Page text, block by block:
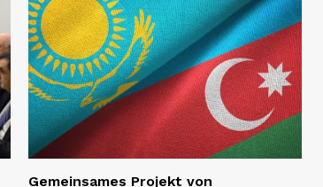
Gemeinsames Projekt von